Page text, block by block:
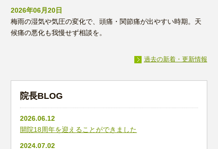
2026年06月20日
梅雨の湿気や気圧の変化で、頭痛・関節痛が出やすい時期。天
候痛の悪化も我慢せず相談を。
過去の新着・更新情報
院長BLOG
2026.06.12
開院18周年を迎えることができました
2024.07.02